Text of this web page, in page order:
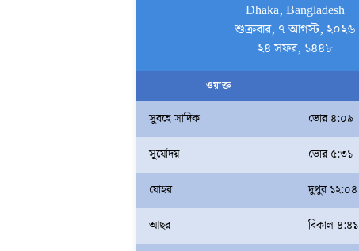
Dhaka, Bangladesh
শুক্রবার, ৭ আগস্ট, ২০২৬
২৪ সফর, ১৪৪৮
ওয়াক্ত
সুবহে সাদিক ভোর ৪:০৯
সূর্যোদয় ভোর ৫:৩১
যোহর দুপুর ১২:০৪
আছর বিকাল ৪:৪১